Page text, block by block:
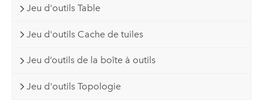
Jeu d'outils Table
Jeu d'outils Cache de tuiles
Jeu d’outils de la boîte à outils
Jeu d'outils Topologie